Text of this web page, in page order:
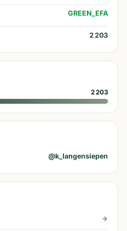
GREEN_EFA
2 203
2 203
@k_langensiepen